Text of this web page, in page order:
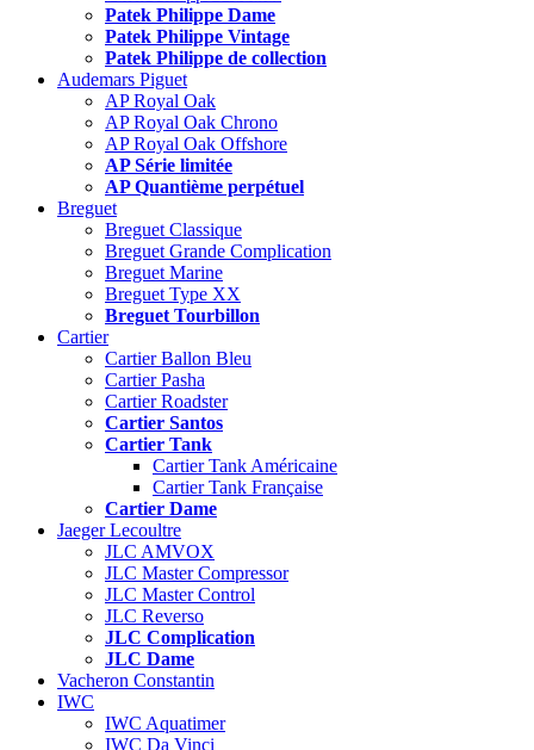
Patek Philippe Dame
Patek Philippe Vintage
Patek Philippe de collection
Audemars Piguet
AP Royal Oak
AP Royal Oak Chrono
AP Royal Oak Offshore
AP Série limitée
AP Quantième perpétuel
Breguet
Breguet Classique
Breguet Grande Complication
Breguet Marine
Breguet Type XX
Breguet Tourbillon
Cartier
Cartier Ballon Bleu
Cartier Pasha
Cartier Roadster
Cartier Santos
Cartier Tank
Cartier Tank Américaine
Cartier Tank Française
Cartier Dame
Jaeger Lecoultre
JLC AMVOX
JLC Master Compressor
JLC Master Control
JLC Reverso
JLC Complication
JLC Dame
Vacheron Constantin
IWC
IWC Aquatimer
IWC Da Vinci